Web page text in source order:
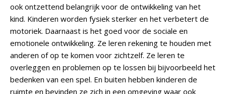
ook ontzettend belangrijk voor de ontwikkeling van het
kind. Kinderen worden fysiek sterker en het verbetert de
motoriek. Daarnaast is het goed voor de sociale en
emotionele ontwikkeling. Ze leren rekening te houden met
anderen of op te komen voor zichtzelf. Ze leren te
overleggen en problemen op te lossen bij bijvoorbeeld het
bedenken van een spel. En buiten hebben kinderen de
ruimte en bevinden ze zich in een omgeving waar ook